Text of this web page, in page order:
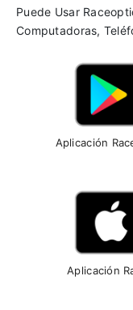
Puede Usar
Computadoras,
Aplicación
Aplicación